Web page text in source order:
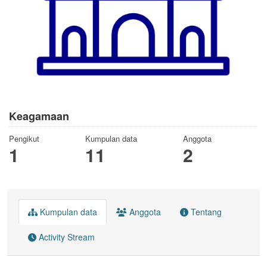
Keagamaan
Pengikut
1
Kumpulan data
11
Anggota
2
Kumpulan data Anggota Tentang
Activity Stream